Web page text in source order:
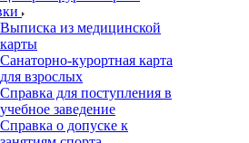
Выписка из медицинской
карты
Санаторно-курортная карта
для взрослых
Справка для поступления в
учебное заведение
Справка о допуске к